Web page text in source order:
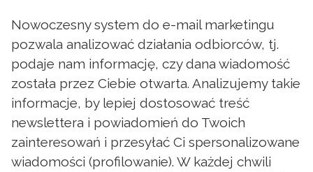
Nowoczesny system do e-mail marketingu
pozwala analizować działania odbiorców, tj.
podaje nam informację, czy dana wiadomość
została przez Ciebie otwarta. Analizujemy takie
informacje, by lepiej dostosować treść
newslettera i powiadomień do Twoich
zainteresowań i przesyłać Ci spersonalizowane
wiadomości (profilowanie). W każdej chwili